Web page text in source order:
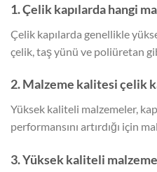
1. Çelik kapılarda hangi
Çelik kapılarda genellikle
çelik, taş yünü ve poliüretan
2. Malzeme kalitesi çelik
Yüksek kaliteli malzemeler,
performansını artırdığı için
3. Yüksek kaliteli